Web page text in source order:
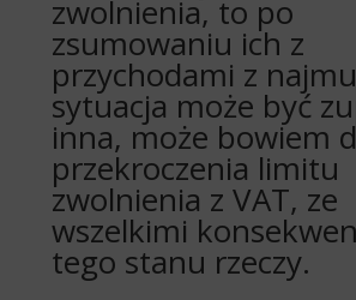
zwolnienia, to po
zsumowaniu ich z
przychodami z
sytuacja może być
inna, może bowiem
przekroczenia limitu
zwolnienia z VAT, ze
wszelkimi
tego stanu rzeczy.